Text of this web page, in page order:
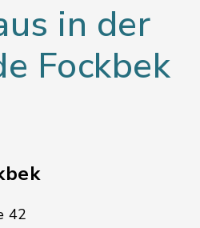
in der
Fockbek
42